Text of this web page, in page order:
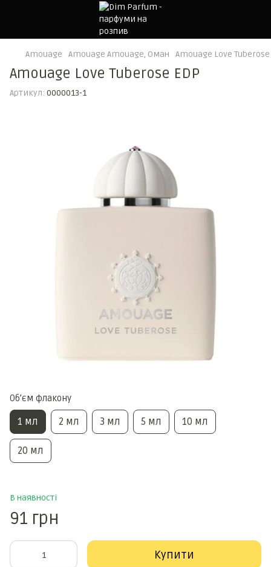
Amouage Amouage Amouage, Оман Amouage Love Tuberose
Amouage Love Tuberose EDP
Артикул: 0000013-1
Обʼєм флакону
1 мл 2 мл 3 мл 5 мл 10 мл
20 мл
В наявності
91 грн
Купити